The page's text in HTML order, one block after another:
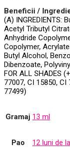
Beneficii /
(A) INGREDIENTS:
Acetyl Tributyl
Anhydride
Copolymer,
Butyl Alcohol,
Dibenzoate,
FOR ALL SHADES
77007, CI 15850, CI
77499)
Gramaj 13 ml
Pao 12 luni de